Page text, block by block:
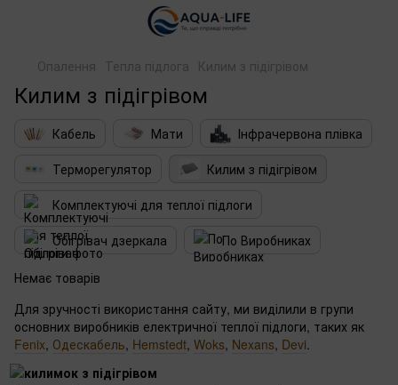
Опалення Тепла підлога Килим з підігрівом
Килим з підігрівом
Кабель Мати
Інфрачервона плівка
Терморегулятор
Килим з підігрівом
Комплектуючі для теплої підлоги
Обігрівач дзеркала
По Виробниках
Немає товарів
Для зручності використання сайту, ми виділили в групи
основних виробників електричної теплої підлоги, таких як
Fenix, Одескабель, Hemstedt, Woks, Nexans, Devi.